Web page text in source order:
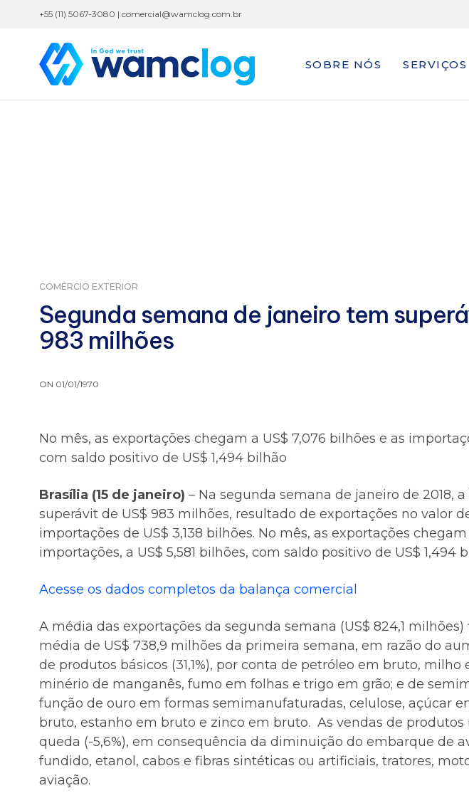
+55 (11) 5067-3080 |comercial@wamclog.com.br
SOBRE NÓS SERVIÇOS
COMÉRCIO EXTERIOR
Segunda semana de janeiro tem
983 milhões
ON 01/01/1970
No mês, as exportações chegam a US$ 7,076 bilhões e as
com saldo positivo de US$ 1,494 bilhão
Brasília (15 de janeiro) – Na segunda semana de janeiro de 2018,
superávit de US$ 983 milhões, resultado de exportações no valor
importações de US$ 3,138 bilhões. No mês, as exportações
importações, a US$ 5,581 bilhões, com saldo positivo de US$ 1,494
Acesse os dados completos da balança comercial
A média das exportações da segunda semana (US$ 824,1 milhões)
média de US$ 738,9 milhões da primeira semana, em razão do
de produtos básicos (31,1%), por conta de petróleo em bruto, milho
minério de manganês, fumo em folhas e trigo em grão; e de
função de ouro em formas semimanufaturadas, celulose, açúcar
bruto, estanho em bruto e zinco em bruto. As vendas de
queda (-5,6%), em consequência da diminuição do embarque de
fundido, etanol, cabos e fibras sintéticas ou artificiais, tratores,
aviação.